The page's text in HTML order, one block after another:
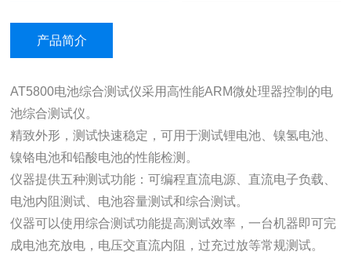
产品简介
AT5800电池综合测试仪采用高性能ARM微处理器控制的电
池综合测试仪。
精致外形，测试快速稳定，可用于测试锂电池、镍氢电池、
镍铬电池和铅酸电池的性能检测。
仪器提供五种测试功能：可编程直流电源、直流电子负载、
电池内阻测试、电池容量测试和综合测试。
仪器可以使用综合测试功能提高测试效率，一台机器即可完
成电池充放电，电压交直流内阻，过充过放等常规测试。